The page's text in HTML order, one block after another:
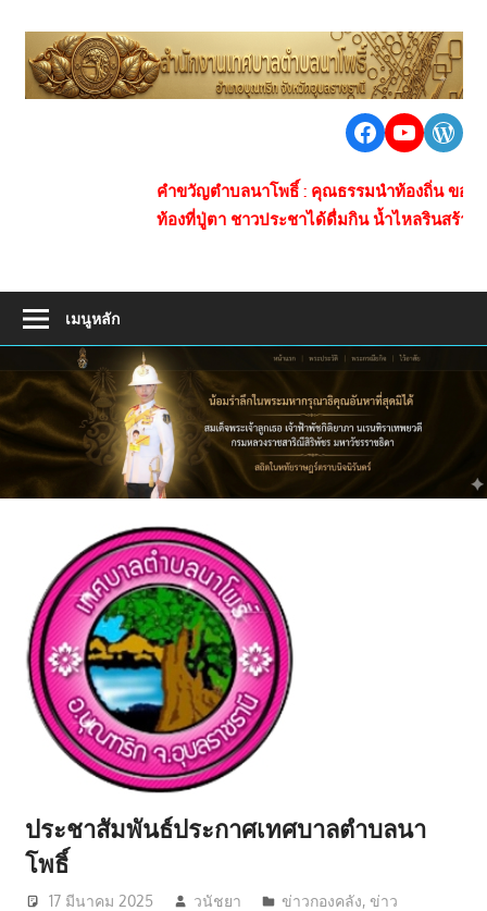
content
ยา
เสพ
ติด
การ
คมนาคม
สะดวก
เศรษฐกิจ
ชีวิต
Facebook
https://
คำขวัญตำบลนาโพธิ์ : คุณธรรมนำท้องถิ่น ของกินข้า
ท้องที่ปู่ตา ชาวประชาได้ดื่มกิน น้ำไหลรินสร้างซับ
เมนูหลัก
ประชาสัมพันธ์ประกาศเทศบาลตำบลนา
โพธิ์
17 มีนาคม 2025 วนัชยา ข่าวกองคลัง,ข่าว